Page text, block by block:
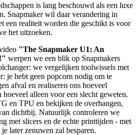
is lang beschouwd als een luxe
Snapmaker wil daar verandering in
een realiteit worden die geschikt is voor
het uitzoeken.
"The Snapmaker U1: An
werpen we een blik op Snapmakers
we vergelijken toolwissels met
je hebt geen popcorn nodig om te
afval en realiseren ons hoeveel
alleen voor een slecht geweten.
en TPU en bekijken de overhangen,
dichtbij. Natuurlijk controleren we
met slicers en de echte printtijden - met
later zenuwen zal besparen.